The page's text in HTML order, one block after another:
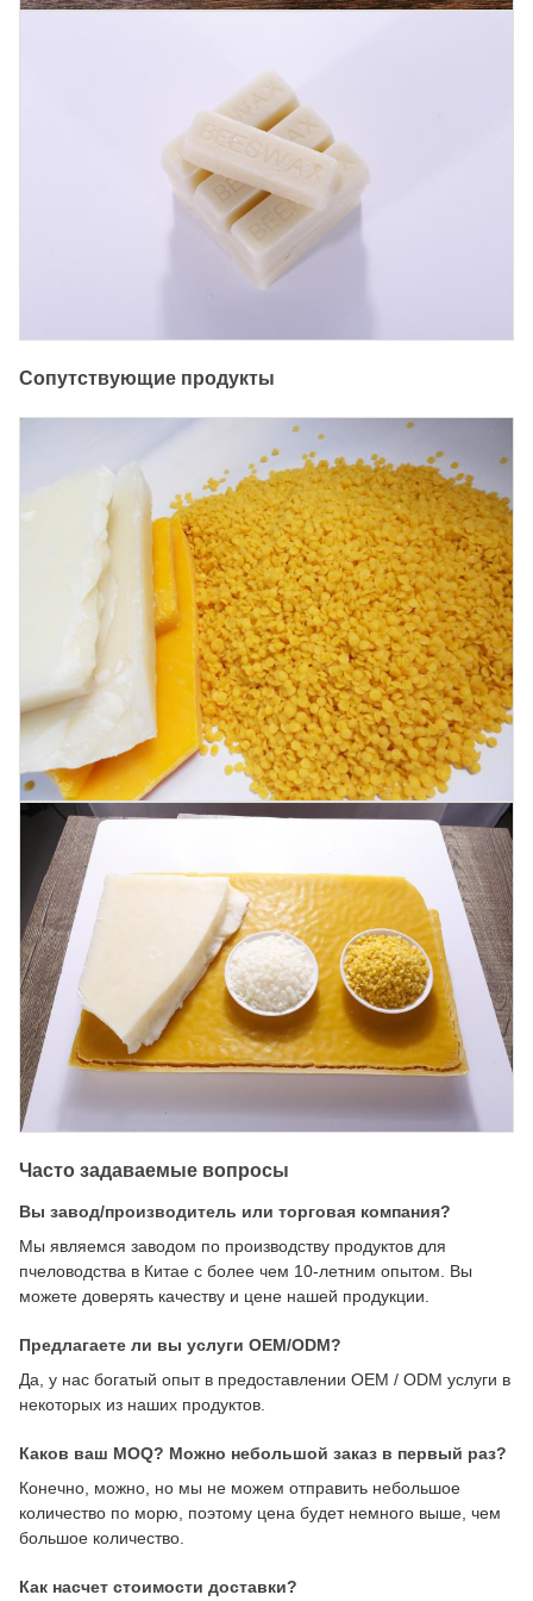
Сопутствующие продукты
Часто задаваемые вопросы
Вы завод/производитель или торговая компания?
Мы являемся заводом по производству продуктов для
пчеловодства в Китае с более чем 10-летним опытом. Вы
можете доверять качеству и цене нашей продукции.
Предлагаете ли вы услуги OEM/ODM?
Да, у нас богатый опыт в предоставлении OEM / ODM услуги в
некоторых из наших продуктов.
Каков ваш MOQ? Можно небольшой заказ в первый раз?
Конечно, можно, но мы не можем отправить небольшое
количество по морю, поэтому цена будет немного выше, чем
большое количество.
Как насчет стоимости доставки?